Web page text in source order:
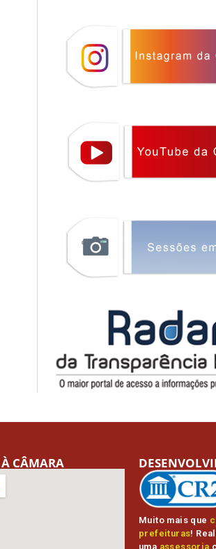
CÂMARA
Muito mais que
prefeituras!
uma assessoria